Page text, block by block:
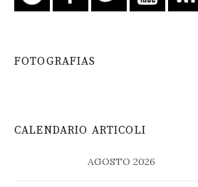
FOTOGRAFIAS
CALENDARIO ARTICOLI
AGOSTO 2026